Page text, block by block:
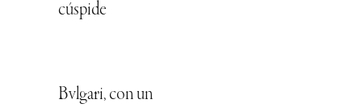
cúspide
Bvlgari, con un